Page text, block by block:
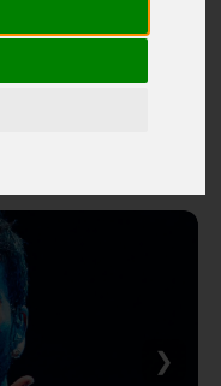
❯